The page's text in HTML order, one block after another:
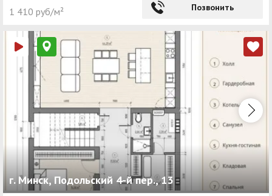
1 410 руб/м² Позвонить
г. Минск, Подольский 4-й пер., 13